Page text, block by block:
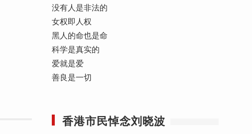
没有人是非法的
女权即人权
黑人的命也是命
科学是真实的
爱就是爱
善良是一切
香港市民悼念刘晓波